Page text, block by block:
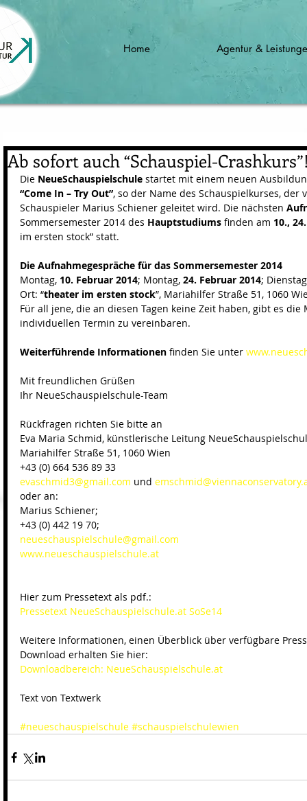
Home Agentur &
Ab sofort auch “Schauspiel-
Die NeueSchauspielschule startet mit einem neuen
“Come In – Try Out”, so der Name des Schauspielkurses, der
Schauspieler Marius Schiener geleitet wird. Die nächsten
Sommersemester 2014 des Hauptstudiums finden am 10.,
im ersten stock” statt.
Die Aufnahmegespräche für das Sommersemester 2014
Montag, 10. Februar 2014; Montag, 24. Februar 2014;
Ort: “theater im ersten stock”, Mariahilfer Straße 51, 1060
Für all jene, die an diesen Tagen keine Zeit haben, gibt es
individuellen Termin zu vereinbaren.
Weiterführende Informationen finden Sie unter
Mit freundlichen Grüßen
Ihr NeueSchauspielschule-Team
Rückfragen richten Sie bitte an
Eva Maria Schmid, künstlerische Leitung
Mariahilfer Straße 51, 1060 Wien
+43 (0) 664 536 89 33
evaschmid3@gmail.com und
oder an:
Marius Schiener;
+43 (0) 442 19 70;
neueschauspielschule@gmail.com
www.neueschauspielschule.at
Hier zum Pressetext als pdf.:
Pressetext NeueSchauspielschule.at SoSe14
Weitere Informationen, einen Überblick über verfügbare
Download erhalten Sie hier:
Downloadbereich: NeueSchauspielschule.at
Text von Textwerk
#neueschauspielschule #schauspielschulewien